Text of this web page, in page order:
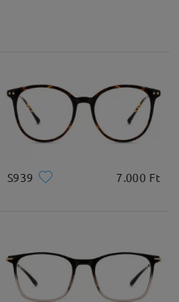
S939 7.000 Ft